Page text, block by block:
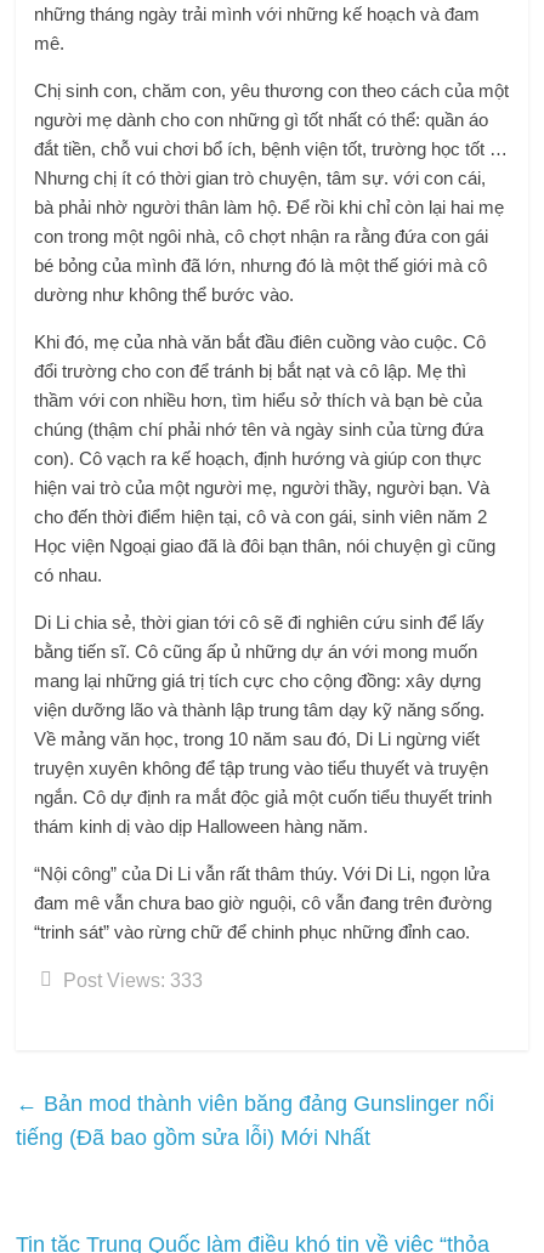
những tháng ngày trải mình với những kế hoạch và đam
mê.
Chị sinh con, chăm con, yêu thương con theo cách của một
người mẹ dành cho con những gì tốt nhất có thể: quần áo
đắt tiền, chỗ vui chơi bổ ích, bệnh viện tốt, trường học tốt …
Nhưng chị ít có thời gian trò chuyện, tâm sự. với con cái,
bà phải nhờ người thân làm hộ. Để rồi khi chỉ còn lại hai mẹ
con trong một ngôi nhà, cô chợt nhận ra rằng đứa con gái
bé bỏng của mình đã lớn, nhưng đó là một thế giới mà cô
dường như không thể bước vào.
Khi đó, mẹ của nhà văn bắt đầu điên cuồng vào cuộc. Cô
đổi trường cho con để tránh bị bắt nạt và cô lập. Mẹ thì
thầm với con nhiều hơn, tìm hiểu sở thích và bạn bè của
chúng (thậm chí phải nhớ tên và ngày sinh của từng đứa
con). Cô vạch ra kế hoạch, định hướng và giúp con thực
hiện vai trò của một người mẹ, người thầy, người bạn. Và
cho đến thời điểm hiện tại, cô và con gái, sinh viên năm 2
Học viện Ngoại giao đã là đôi bạn thân, nói chuyện gì cũng
có nhau.
Di Li chia sẻ, thời gian tới cô sẽ đi nghiên cứu sinh để lấy
bằng tiến sĩ. Cô cũng ấp ủ những dự án với mong muốn
mang lại những giá trị tích cực cho cộng đồng: xây dựng
viện dưỡng lão và thành lập trung tâm dạy kỹ năng sống.
Về mảng văn học, trong 10 năm sau đó, Di Li ngừng viết
truyện xuyên không để tập trung vào tiểu thuyết và truyện
ngắn. Cô dự định ra mắt độc giả một cuốn tiểu thuyết trinh
thám kinh dị vào dịp Halloween hàng năm.
“Nội công” của Di Li vẫn rất thâm thúy. Với Di Li, ngọn lửa
đam mê vẫn chưa bao giờ nguội, cô vẫn đang trên đường
“trinh sát” vào rừng chữ để chinh phục những đỉnh cao.
Post Views: 333
← Bản mod thành viên băng đảng Gunslinger nổi
tiếng (Đã bao gồm sửa lỗi) Mới Nhất
Tin tặc Trung Quốc làm điều khó tin về việc “thỏa